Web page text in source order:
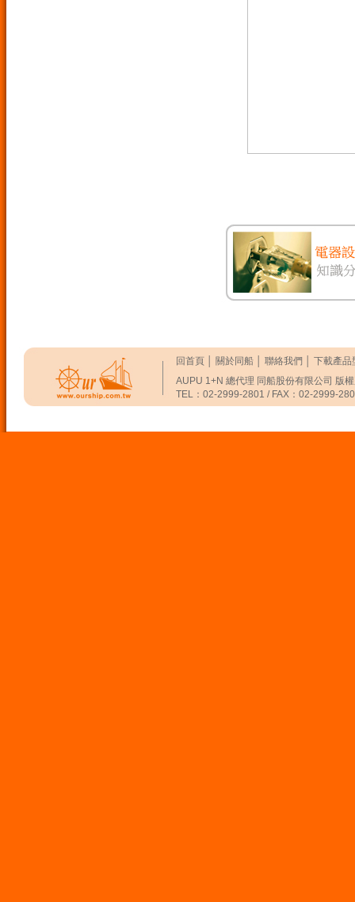
回首頁 關於同船 聯絡我們
下載產品
AUPU 1+N 總代理 同船股份有限公司 版
TEL：02-2999-2801 / FAX：02-2999-